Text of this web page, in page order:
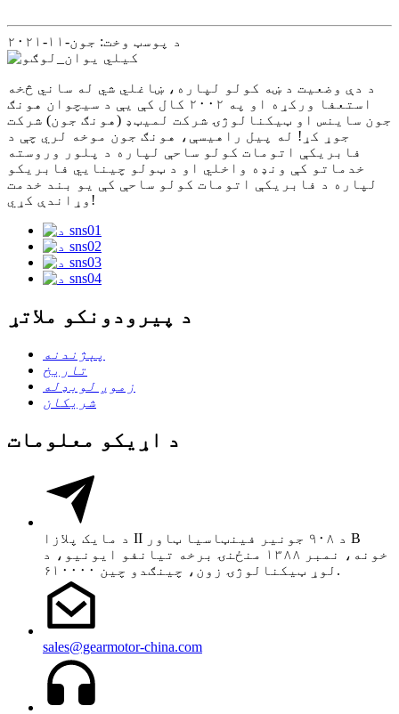
د پوسټ وخت: جون-۱۱-۲۰۲۱
د دې وضعیت د ښه کولو لپاره، ښاغلي شي له ساني څخه
استعفا ورکړه او په ۲۰۰۲ کال کې یې د سیچوان هونګ
جون ساینس او ​​ټیکنالوژۍ شرکت لمیټډ (هونګ جون) شرکت
جوړ کړ! له پیل راهیسې، هونګ جون موخه لري چې د
فابریکې اتومات کولو ساحې لپاره د پلور وروسته
خدماتو کې ونډه واخلي او د ټولو چینایي فابریکو
لپاره د فابریکې اتومات کولو ساحې کې یو بند خدمت
وړاندې کړي!
د پیرودونکو ملاتړ
پېژندنه
تاریخ
زموږ لوبډله
شریکان
د اړیکو معلومات
د مایک پلازا II د ۹۰۸ جونیر فینټاسیا ټاور B
خونه، نمبر ۱۳۸۸ منځنۍ برخه تیانفو ایونیو، د
لوړ ټیکنالوژۍ زون، چینګدو چین ۶۱۰۰۰۰.
sales@gearmotor-china.com